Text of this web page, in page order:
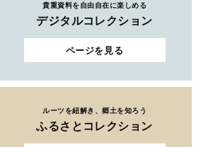
貴重資料を自由自在に楽しめる
デジタルコレクション
ページを見る
ルーツを紐解き、郷土を知ろう
ふるさとコレクション